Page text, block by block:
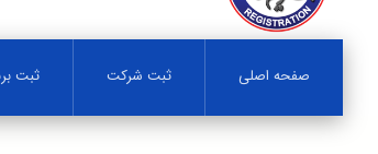
صفحه اصلی ثبت شرکت ثبت